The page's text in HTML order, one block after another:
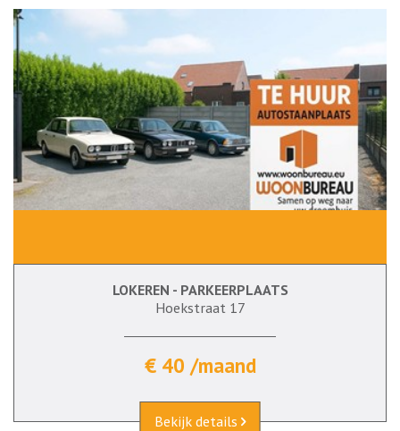
LOKEREN - PARKEERPLAATS
Hoekstraat 17
€ 40 /maand
Bekijk details